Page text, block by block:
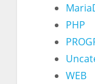
PHP
WEB